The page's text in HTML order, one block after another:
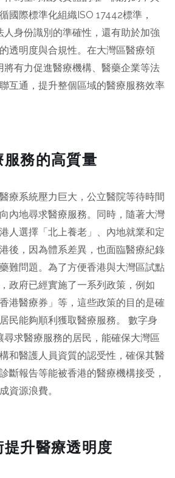
國際標準化組織ISO 17442標準，
人身份識別的準確性，還有助於加強
透明度與合規性。在大灣區醫療領
將有力促進醫療機構、醫藥企業等法
互通，提升整個區域的醫療服務效率
務的高質量
療系統壓力巨大，公立醫院等待時間
內地尋求醫療服務。同時，隨著大灣
人選擇「北上養老」、內地就業和定
後，因為體系差異，也面臨醫療紀錄
難問題。為了方便香港與大灣區試點
政府已經實施了一系列政策，例如
港醫療券」等，這些政策的目的是確
民能夠順利獲取醫療服務。 數字身
尋求醫療服務的居民，能確保大灣區
和醫護人員資質的認受性，確保其醫
斷報告等能被香港的醫療機構接受，
資源浪費。
升醫療透明度